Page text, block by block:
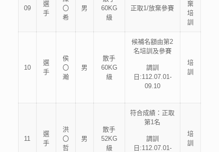
09
選
手
〇
希
男
60KG
級
正取1/放棄參賽
棄
培
訓
10
選
手
侯
〇
瀚
男
散手
60KG
級
候補名額由第2
名培訓及參賽
調訓
日:112.07.01-
09.10
培
訓
11
選
手
洪
〇
哲
男
散手
52KG
級
符合成績：正取
第1名
調訓
日:112.07.01-
培
訓